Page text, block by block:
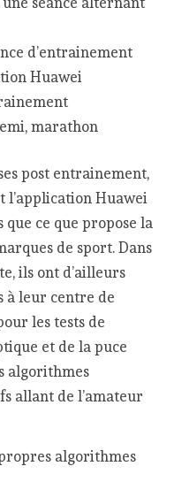
d’entrainement
Huawei
marathon
post entrainement,
l’application Huawei
ce que propose la
de sport. Dans
ils ont d’ailleurs
à leur centre de
les tests de
et de la puce
algorithmes
allant de l’amateur
algorithmes